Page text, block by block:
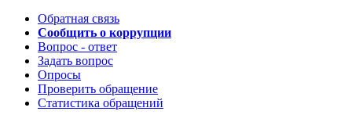
Обратная связь
Сообщить о коррупции
Вопрос - ответ
Задать вопрос
Опросы
Проверить обращение
Статистика обращений